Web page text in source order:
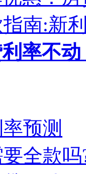
南:新
率不
预测
全款吗